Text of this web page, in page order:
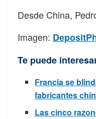
Desde China,
Imagen:
Te puede
Francia se
fabricantes
Las cinco